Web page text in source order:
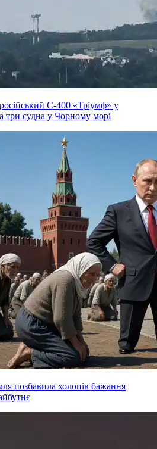
С-400 «Тріумф» у
три судна у Чорному морі
позбавила холопів бажання